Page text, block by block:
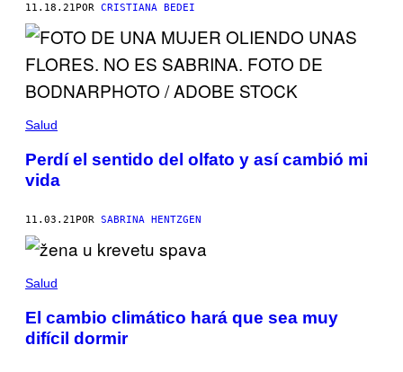
11.18.21POR CRISTIANA BEDEI
Salud
Perdí el sentido del olfato y así cambió mi
vida
11.03.21 POR SABRINA HENTZGEN
Salud
El cambio climático hará que sea muy
difícil dormir